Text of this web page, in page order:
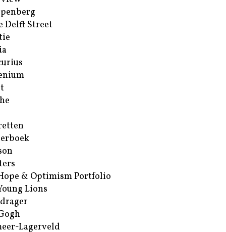
Delft Street
& Optimism Portfolio
Lions
Lagerveld